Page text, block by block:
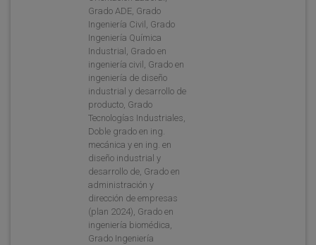
Grado ADE, Grado
Ingeniería Civil, Grado
Ingeniería Química
Industrial, Grado en
ingeniería civil, Grado en
ingeniería de diseño
industrial y desarrollo de
producto, Grado
Tecnologías Industriales,
Doble grado en ing.
mecánica y en ing. en
diseño industrial y
desarrollo de, Grado en
administración y
dirección de empresas
(plan 2024), Grado en
ingeniería biomédica,
Grado Ingeniería